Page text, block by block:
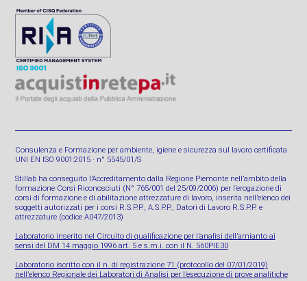
Consulenza e Formazione per ambiente, igiene e sicurezza sul lavoro certificata
UNI EN ISO 9001:2015 · n° 5545/01/S
Stillab ha conseguito l’Accreditamento dalla Regione Piemonte nell’ambito della
formazione Corsi Riconosciuti (N° 765/001 del 25/09/2006) per l’erogazione di
corsi di formazione e di abilitazione attrezzature di lavoro, inserita nell’elenco dei
soggetti autorizzati per i corsi R.S.P.P., A.S.P.P., Datori di Lavoro R.S.P.P. e
attrezzature (codice A047/2013)
Laboratorio inserito nel Circuito di qualificazione per l’analisi dell’amianto ai
sensi del DM 14 maggio 1996 art. 5 e s.m.i. con il N. 560PIE30
Laboratorio iscritto con il n. di registrazione 71 (protocollo del 07/01/2019)
nell’elenco Regionale dei Laboratori di Analisi per l’esecuzione di prove analitiche